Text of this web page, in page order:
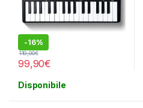
-16%
99,90€
119,00€
Disponibile